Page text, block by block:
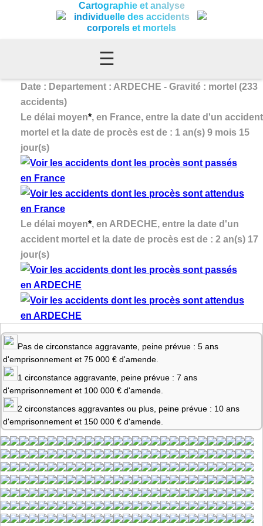
Cartographie et analyse
individuelle des accidents
corporels et mortels
☰
Date : Departement : ARDECHE - Gravité : mortel (233
accidents)
Le délai moyen*, en France, entre la date d'un accident
mortel et la date de procès est de : 1 an(s) 9 mois 15
jour(s)
Le délai moyen*, en ARDECHE, entre la date d'un
accident mortel et la date de procès est de : 2 an(s) 17
jour(s)
Pas de circonstance aggravante, peine prévue : 5 ans
d'emprisonnement et 75 000 € d'amende.
1 circonstance aggravante, peine prévue : 7 ans
d'emprisonnement et 100 000 € d'amende.
2 circonstances aggravantes ou plus, peine prévue : 10 ans
d'emprisonnement et 150 000 € d'amende.